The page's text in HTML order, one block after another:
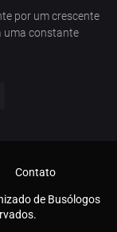
por um crescente
uma constante
de Busólogos
Contato